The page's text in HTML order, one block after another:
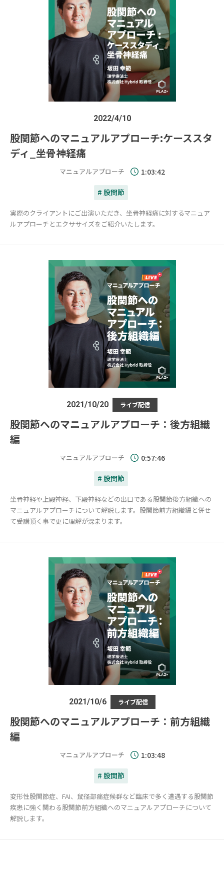
2022/4/10
股関節へのマニュアルアプローチ:ケーススタ
ディ_坐骨神経痛
マニュアルアプローチ 1:03:42
# 股関節
実際のクライアントにご出演いただき、坐骨神経痛に対するマニュア
ルアプローチとエクササイズをご紹介いたします。
2021/10/20 ライブ配信
股関節へのマニュアルアプローチ：後方組織
編
マニュアルアプローチ 0:57:46
# 股関節
坐骨神経や上殿神経、下殿神経などの出口である股関節後方組織への
マニュアルアプローチについて解説します。股関節前方組織編と併せ
て受講頂く事で更に理解が深まります。
2021/10/6 ライブ配信
股関節へのマニュアルアプローチ：前方組織
編
マニュアルアプローチ 1:03:48
# 股関節
変形性股関節症、FAI、鼠径部痛症候群など臨床で多く遭遇する股関節
疾患に強く関わる股関節前方組織へのマニュアルアプローチについて
解説します。